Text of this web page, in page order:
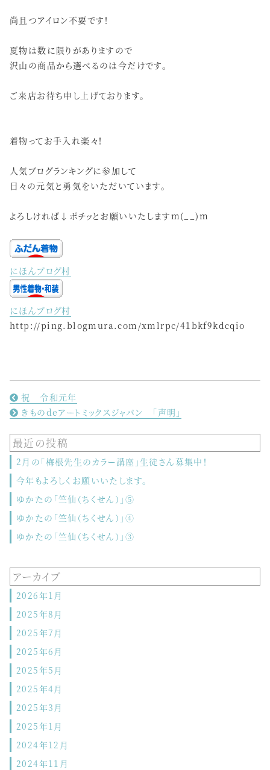
尚且つアイロン不要です！
夏物は数に限りがありますので
沢山の商品から選べるのは今だけです。
ご来店お待ち申し上げております。
着物ってお手入れ楽々！
人気ブログランキングに参加して
日々の元気と勇気をいただいています。
よろしければ↓ポチッとお願いいたしますm(__)m
にほんブログ村
にほんブログ村
http://ping.blogmura.com/xmlrpc/41bkf9kdcqio
祝 令和元年
きものdeアートミックスジャパン 「声明」
最近の投稿
2月の「梅根先生のカラー講座」生徒さん募集中！
今年もよろしくお願いいたします。
ゆかたの「竺仙（ちくせん）」⑤
ゆかたの「竺仙（ちくせん）」④
ゆかたの「竺仙（ちくせん）」③
アーカイブ
2026年1月
2025年8月
2025年7月
2025年6月
2025年5月
2025年4月
2025年3月
2025年1月
2024年12月
2024年11月